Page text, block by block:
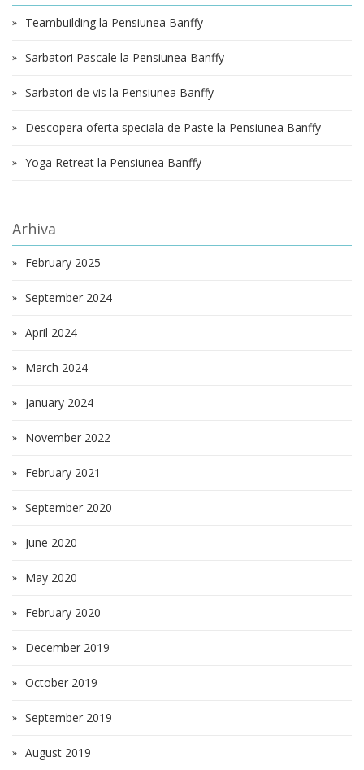
Teambuilding la Pensiunea Banffy
Sarbatori Pascale la Pensiunea Banffy
Sarbatori de vis la Pensiunea Banffy
Descopera oferta speciala de Paste la Pensiunea Banffy
Yoga Retreat la Pensiunea Banffy
Arhiva
February 2025
September 2024
April 2024
March 2024
January 2024
November 2022
February 2021
September 2020
June 2020
May 2020
February 2020
December 2019
October 2019
September 2019
August 2019